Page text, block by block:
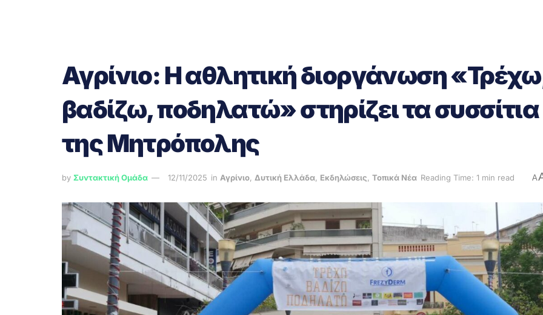
Αγρίνιο: Η αθλητική διοργάνωση
βαδίζω, ποδηλατώ» στηρίζει τα συσσίτια
της Μητρόπολης
by Συντακτική Ομάδα 12/11/2025 in Αγρίνιο, Δυτική Ελλάδα, Εκδηλώσεις, Τοπικά Νέα Reading Time: 1 min read A